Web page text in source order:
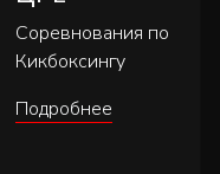
Соревнования по
Кикбоксингу
Подробнее